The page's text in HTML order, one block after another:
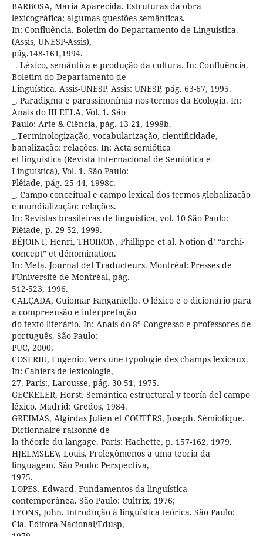
BARBOSA, Maria Aparecida. Estruturas da obra
lexicográfica: algumas questões semânticas.
In: Confluência. Boletim do Departamento de Linguística.
(Assis, UNESP-Assis),
pág.148-161,1994.
_. Léxico, semântica e produção da cultura. In: Confluência.
Boletim do Departamento de
Linguística. Assis-UNESP. Assis: UNESP, pág. 63-67, 1995.
_. Paradigma e parassinonímia nos termos da Ecologia. In:
Anais do III EELA, Vol. 1. São
Paulo: Arte & Ciência, pág. 13-21, 1998b.
_.Terminologização, vocabularização, cientificidade,
banalização: relações. In: Acta semiótica
et linguistica (Revista Internacional de Semiótica e
Linguística), Vol. 1. São Paulo:
Plêiade, pág. 25-44, 1998c.
_. Campo conceitual e campo lexical dos termos globalização
e mundialização: relações.
In: Revistas brasileiras de linguística, vol. 10 São Paulo:
Plêiade, p. 29-52, 1999.
BÉJOINT, Henri, THOIRON, Phillippe et al. Notion d’ “archi-
concept” et dénomination.
In: Meta. Journal del Traducteurs. Montréal: Presses de
l’Université de Montréal, pág.
512-523, 1996.
CALÇADA, Guiomar Fanganiello. O léxico e o dicionário para
a compreensão e interpretação
do texto literário. In: Anais do 8º Congresso e professores de
português. São Paulo:
PUC, 2000.
COSERIU, Eugenio. Vers une typologie des champs lexicaux.
In: Cahiers de lexicologie,
27. Paris:, Larousse, pág. 30-51, 1975.
GECKELER, Horst. Semántica estructural y teoría del campo
léxico. Madrid: Gredos, 1984.
GREIMAS, Algirdas Julien et COUTÉRS, Joseph. Sémiotique.
Dictionnaire raisonné de
la théorie du langage. Paris: Hachette, p. 157-162, 1979.
HJELMSLEV, Louis. Prolegômenos a uma teoria da
linguagem. São Paulo: Perspectiva,
1975.
LOPES. Edward. Fundamentos da linguística
contemporânea. São Paulo: Cultrix, 1976;
LYONS, John. Introdução à linguística teórica. São Paulo:
Cia. Editora Nacional/Edusp,